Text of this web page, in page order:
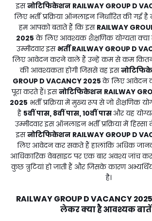
इसनोटिफिकेशन RAILWAY GROUP D
लिए भर्ती प्रक्रिया ऑनलाइन निर्धारित की
हम आपको बताते हैं कि इस RAILWAY
2025 के लिए आवश्यक शैक्षणिक योग्यता क्या
उम्मीदवार इस भर्तीRAILWAY GROUP D
लिए आवेदन करने वाले हैं उन्हें कम से कम कितनी
की आवश्यकता होगी जिससे वह इस
GROUP D VACANCY 2025 के लिए आवेदन
पूरा करते हैं। इसनोटिफिकेशन RAILWAY
2025 भर्ती प्रक्रिया में मुख्य रूप से जो शैक्षणिक
है 5वीं पास, 8वीं पास, 10वीं पास और यह
उम्मीदवार इस ऑनलाइन भर्ती प्रक्रिया में
इसनोटिफिकेशन RAILWAY GROUP D
लिए आवेदन कर सकते हैं हालांकि अधिक
आधिकारिक वेबसाइट पर एक बार अवश्य जांच
कुछ त्रुटियां हो जाती हैं और जिसके कारण
है।
RAILWAY GROUP D VACANCY 2025
लेकर क्या है आवश्यक